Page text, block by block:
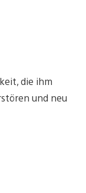
die ihm
und neu